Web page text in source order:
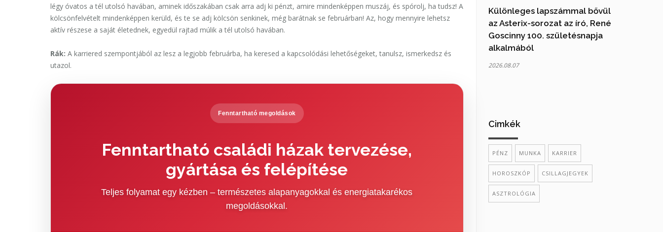
légy óvatos a tél utolsó havában, aminek időszakában csak arra adj ki pénzt, amire mindenképpen muszáj, és spórolj, ha tudsz! A
kölcsönfelvételt mindenképpen kerüld, és te se adj kölcsön senkinek, még barátnak se februárban! Az, hogy mennyire lehetsz
aktív részese a saját életednek, egyedül rajtad múlik a tél utolsó havában.
Rák: A karriered szempontjából az lesz a legjobb februárba, ha keresed a kapcsolódási lehetőségeket, tanulsz, ismerkedsz és
utazol.
Fenntartható megoldások
Fenntartható családi házak tervezése,
gyártása és felépítése
Teljes folyamat egy kézben – természetes alapanyagokkal és energiatakarékos
megoldásokkal.
Különleges lapszámmal bővül
az Asterix-sorozat az író, René
Goscinny 100. születésnapja
alkalmából
2026.08.07
Cimkék
PÉNZ MUNKA KARRIER
HOROSZKÓP CSILLAGJEGYEK
ASZTROLÓGIA